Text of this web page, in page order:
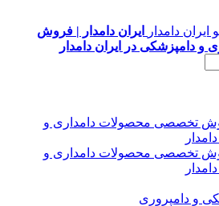
ایران دامدار | فروش
دامپزشکی در ایران دامدار
و دامپروری